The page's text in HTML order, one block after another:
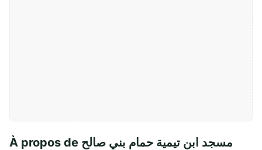
À propos de مسجد ابن تيمية حمام بني صالح